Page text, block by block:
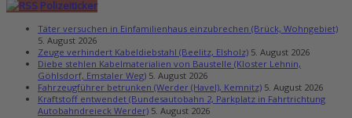
Polizeiticker
Täter versuchen in Einfamilienhaus einzubrechen (Brück, Wohngebiet)
5. August 2026
Zeuge verhindert Kabeldiebstahl (Beelitz, Elsholz) 5. August 2026
Diebe stehlen Kabelmaterialien von Baustelle (Kloster Lehnin,
Göhlsdorf, Emstaler Weg) 5. August 2026
Fahrzeugführer betrunken (Werder (Havel), Kemnitz) 5. August 2026
Kraftstoff entwendet (Bundesautobahn 2, Parkplatz in Fahrtrichtung
Autobahndreieck Werder) 5. August 2026